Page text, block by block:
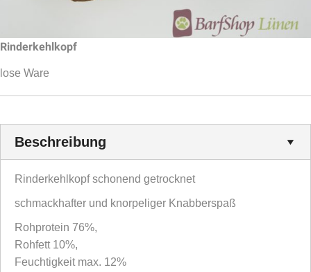
Rinderkehlkopf
lose Ware
Beschreibung
Rinderkehlkopf schonend getrocknet
schmackhafter und knorpeliger Knabberspaß
Rohprotein 76%,
Rohfett 10%,
Feuchtigkeit max. 12%